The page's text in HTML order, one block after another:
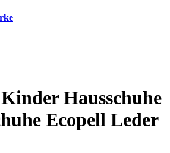
Hausschuhe
Ecopell Leder